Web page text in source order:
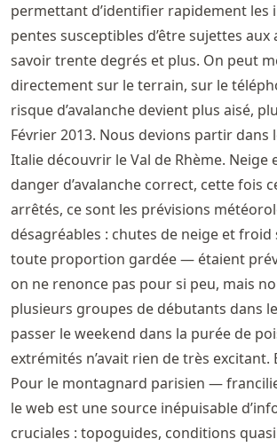
permettant d’identifier rapidement les
pentes susceptibles d’être sujettes aux
savoir trente degrés et plus. On peut
directement sur le terrain, sur le
risque d’avalanche devient plus aisé,
Février 2013. Nous devions partir dans
Italie découvrir le Val de Rhème. Neige
danger d’avalanche correct, cette fois
arrêtés, ce sont les prévisions
désagréables : chutes de neige et
toute proportion gardée — étaient
on ne renonce pas pour si peu, mais
plusieurs groupes de débutants dans
passer le weekend dans la purée de
extrémités n’avait rien de très excitant.
Pour le montagnard parisien —
le web est une source inépuisable
cruciales : topoguides, conditions